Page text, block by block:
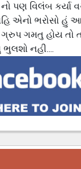
નો પણ વિલંબ કર્યા
એનો ભરોસો હું
ગમતુ હોય તો
નહી....